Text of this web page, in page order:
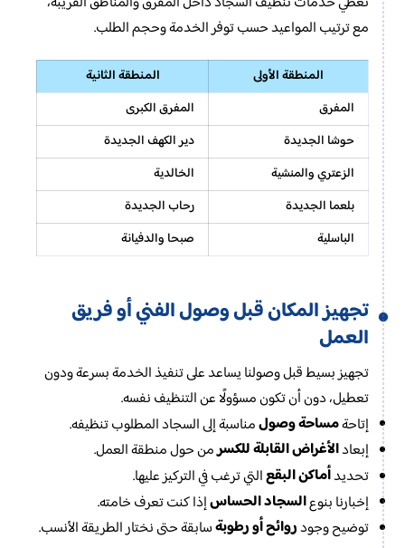
مع ترتيب المواعيد حسب توفر الخدمة وحجم الطلب.
المنطقة الأولى
المنطقة الثانية
المفرق
المفرق الكبرى
حوشا الجديدة
دير الكهف الجديدة
الزعتري والمنشية
الخالدية
بلعما الجديدة
رحاب الجديدة
الباسلية
صبحا والدفيانة
تجهيز المكان قبل وصول الفني أو فريق
العمل
تجهيز بسيط قبل وصولنا يساعد على تنفيذ الخدمة بسرعة ودون
تعطيل، دون أن تكون مسؤولًا عن التنظيف نفسه.
إتاحةمساحة وصولمناسبة إلى السجاد المطلوب تنظيفه.
إبعادالأغراض القابلة للكسرمن حول منطقة العمل.
تحديدأماكن البقعالتي ترغب في التركيز عليها.
إخبارنا بنوعالسجاد الحساسإذا كنت تعرف خامته.
توضيح وجودروائح أو رطوبةسابقة حتى نختار الطريقة الأنسب.